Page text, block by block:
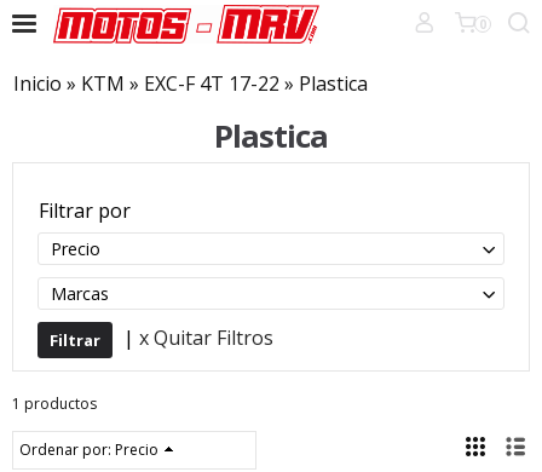
0
Inicio » KTM » EXC-F 4T 17-22 » Plastica
Plastica
Filtrar por
Precio
Marcas
| x Quitar Filtros
1 productos
Ordenar por: Precio